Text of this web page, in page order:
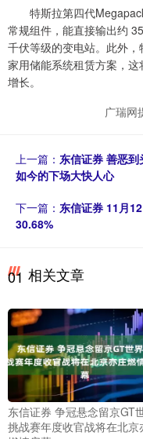
特斯拉第四代Megapack
常规组件，能直接输出约
千伏等级的变电站。此外
家用储能系统租赁方案，
增长。
广瑞网
上一篇： 东信证券 善恶
如今的下场大快人心
下一篇： 东信证券 11月
30.68%
01 相关文章
东信证券 争冠悬念留京GT
挑战赛年度收官战将在北京